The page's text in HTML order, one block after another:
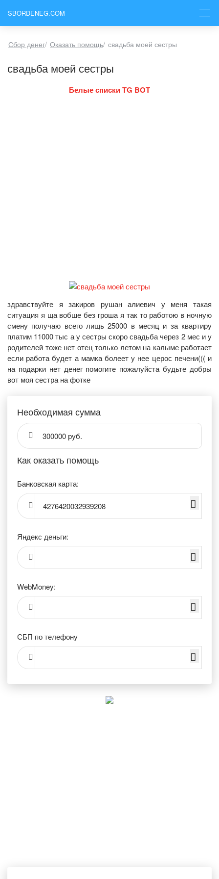
SBORDENEG.COM
Сбор денег/ Оказать помощь/ свадьба моей сестры
свадьба моей сестры
Белые списки TG BOT
здравствуйте я закиров рушан алиевич у меня такая
ситуация я ща вобше без гроша я так то работою в ночную
смену получаю всего лищь 25000 в месяц и за квартиру
платим 11000 тыс а у сестры скоро свадьба через 2 мес и у
родителей тоже нет отец только летом на калыме работает
если работа будет а мамка болеет у нее церос печени((( и
на подарки нет денег помогите пожалуйста будьте добры
вот моя сестра на фотке
Необходимая сумма
300000 руб.
Как оказать помощь
Банковская карта:
4276420032939208
Яндекс деньги:
WebMoney:
СБП по телефону